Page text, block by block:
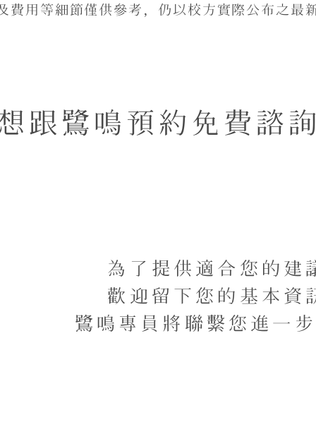
費用等細節僅供參考，仍以校方實際公布之最
跟鷺鳴預約免費諮詢
為了提供適合您的建
歡迎留下您的基本資
鷺鳴專員將聯繫您進一步